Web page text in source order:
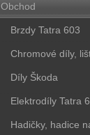
Obchod
Brzdy Tatra 603
Chromové díly,
vozy Tatra 603
Díly Škoda
Elektrodíly Tatra
Hadičky, hadice